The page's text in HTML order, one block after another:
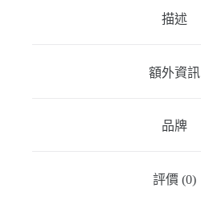
描述
額外資訊
品牌
評價 (0)